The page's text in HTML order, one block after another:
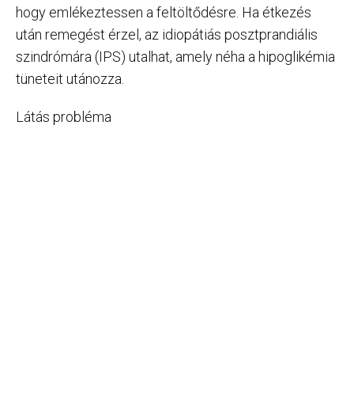
hogy emlékeztessen a feltöltődésre. Ha étkezés
után remegést érzel, az idiopátiás posztprandiális
szindrómára (IPS) utalhat, amely néha a hipoglikémia
tüneteit utánozza.
Látás probléma